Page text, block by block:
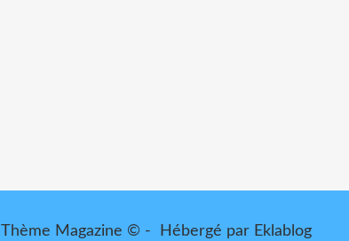
Thème Magazine © - Hébergé par Eklablog